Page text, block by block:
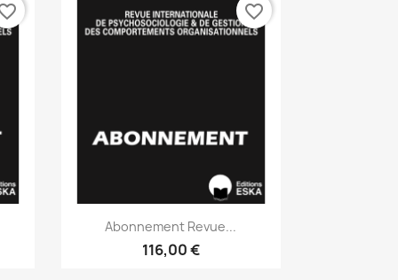
Aperçu rapide
Abonnement Revue...
116,00 €
favorite_border